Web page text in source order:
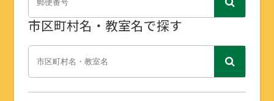
市区町村名・教室名で探す